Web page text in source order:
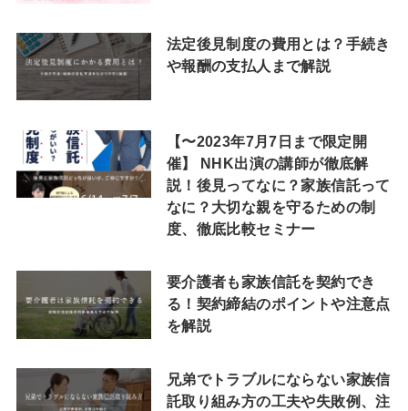
法定後見制度の費用とは？手続き
や報酬の支払人まで解説
【〜2023年7月7日まで限定開
催】 NHK出演の講師が徹底解
説！後見ってなに？家族信託って
なに？大切な親を守るための制
度、徹底比較セミナー
要介護者も家族信託を契約でき
る！契約締結のポイントや注意点
を解説
兄弟でトラブルにならない家族信
託取り組み方の工夫や失敗例、注